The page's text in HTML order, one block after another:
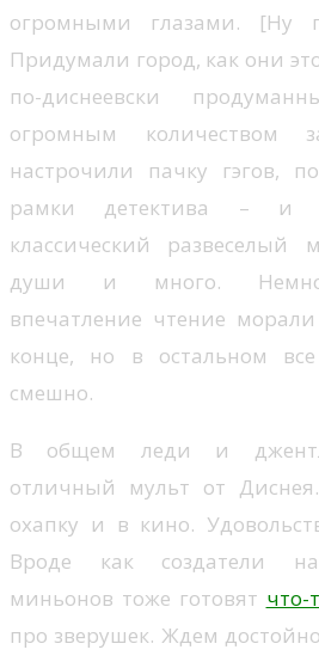
огромными глазами.
Придумали город, как они
по-диснеевски
огромным количеством
настрочили пачку гэгов,
рамки детектива – и
классический развеселый
души и много.
впечатление чтение
конце, но в остальном
смешно.
В общем леди и
отличный мульт от
охапку и в кино.
Вроде как создатели
миньонов тоже готовят что-
про зверушек. Ждем